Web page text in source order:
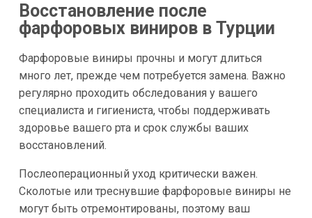
Восстановление после
фарфоровых виниров в Турции
Фарфоровые виниры прочны и могут длиться
много лет, прежде чем потребуется замена. Важно
регулярно проходить обследования у вашего
специалиста и гигиениста, чтобы поддерживать
здоровье вашего рта и срок службы ваших
восстановлений.
Послеоперационный уход критически важен.
Сколотые или треснувшие фарфоровые виниры не
могут быть отремонтированы, поэтому ваш